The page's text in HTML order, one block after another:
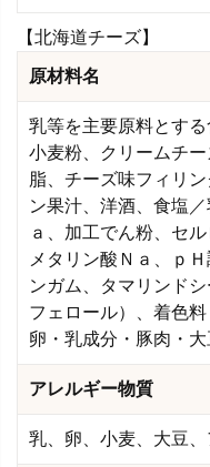
【北海道チーズ】
原材料名
乳等を主要原料とする
小麦粉、クリームチ
脂、チーズ味フィリ
ン果汁、洋酒、食塩
ａ、加工でん粉、セ
メタリン酸Ｎａ、ｐ
ンガム、タマリンド
フェロール）、着色
卵・乳成分・豚肉・大
アレルギー物質
乳、卵、小麦、大豆